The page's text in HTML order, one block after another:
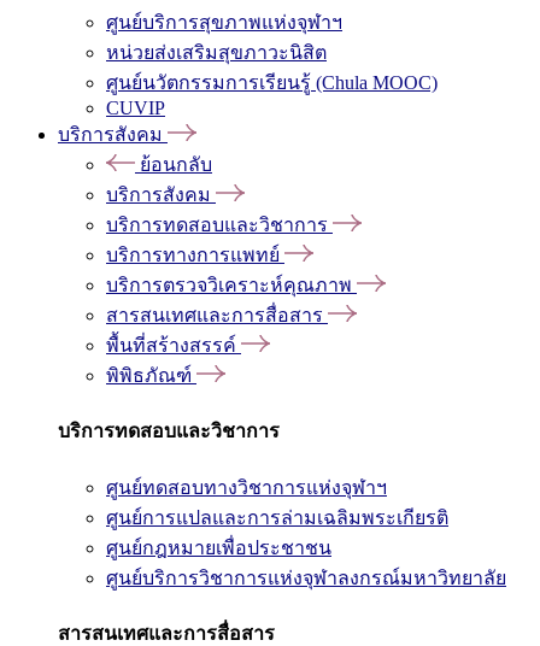
ศูนย์บริการสุขภาพแห่งจุฬาฯ
หน่วยส่งเสริมสุขภาวะนิสิต
ศูนย์นวัตกรรมการเรียนรู้ (Chula MOOC)
CUVIP
บริการสังคม
ย้อนกลับ
บริการสังคม
บริการทดสอบและวิชาการ
บริการทางการแพทย์
บริการตรวจวิเคราะห์คุณภาพ
สารสนเทศและการสื่อสาร
พื้นที่สร้างสรรค์
พิพิธภัณฑ์
บริการทดสอบและวิชาการ
ศูนย์ทดสอบทางวิชาการแห่งจุฬาฯ
ศูนย์การแปลและการล่ามเฉลิมพระเกียรติ
ศูนย์กฎหมายเพื่อประชาชน
ศูนย์บริการวิชาการแห่งจุฬาลงกรณ์มหาวิทยาลัย
สารสนเทศและการสื่อสาร